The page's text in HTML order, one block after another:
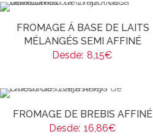
FROMAGE Á BASE DE LAITS
MÉLANGÉS SEMI AFFINÉ
Desde: 8,15€
FROMAGE DE BREBIS AFFINÉ
Desde: 16,86€